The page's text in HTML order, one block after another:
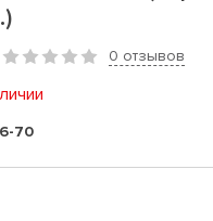
0 отзывов
70